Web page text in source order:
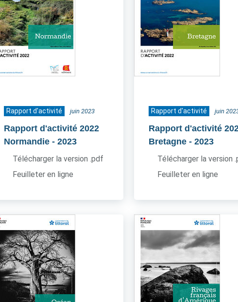
Rapport d'activité juin 2023
Rapport d'activité 2022
Normandie - 2023
Télécharger la version .pdf
Feuilleter en ligne
Rapport d'activité juin
Rapport d'activité
Bretagne - 2023
Télécharger la version
Feuilleter en ligne